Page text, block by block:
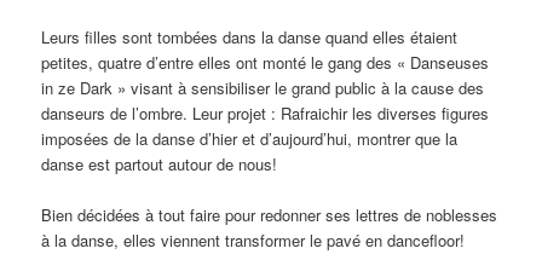
Leurs filles sont tombées dans la danse quand elles étaient
petites, quatre d’entre elles ont monté le gang des « Danseuses
in ze Dark » visant à sensibiliser le grand public à la cause des
danseurs de l’ombre. Leur projet : Rafraichir les diverses figures
imposées de la danse d’hier et d’aujourd’hui, montrer que la
danse est partout autour de nous!
Bien décidées à tout faire pour redonner ses lettres de noblesses
à la danse, elles viennent transformer le pavé en dancefloor!